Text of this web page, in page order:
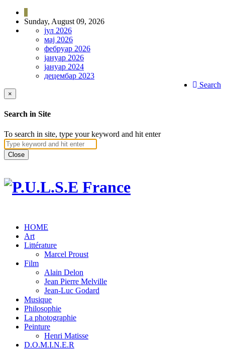
Sunday, August 09, 2026
јул 2026
мај 2026
фебруар 2026
јануар 2026
јануар 2024
децембар 2023
Search
×
Search in Site
To search in site, type your keyword and hit enter
Close
HOME
Art
Littérature
Marcel Proust
Film
Alain Delon
Jean Pierre Melville
Jean-Luc Godard
Musique
Philosophie
La photographie
Peinture
Henri Matisse
D.O.M.I.N.E.R